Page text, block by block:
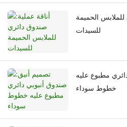
الحميمة
للسيدات
مطبوع عليه
خطوط سوداء